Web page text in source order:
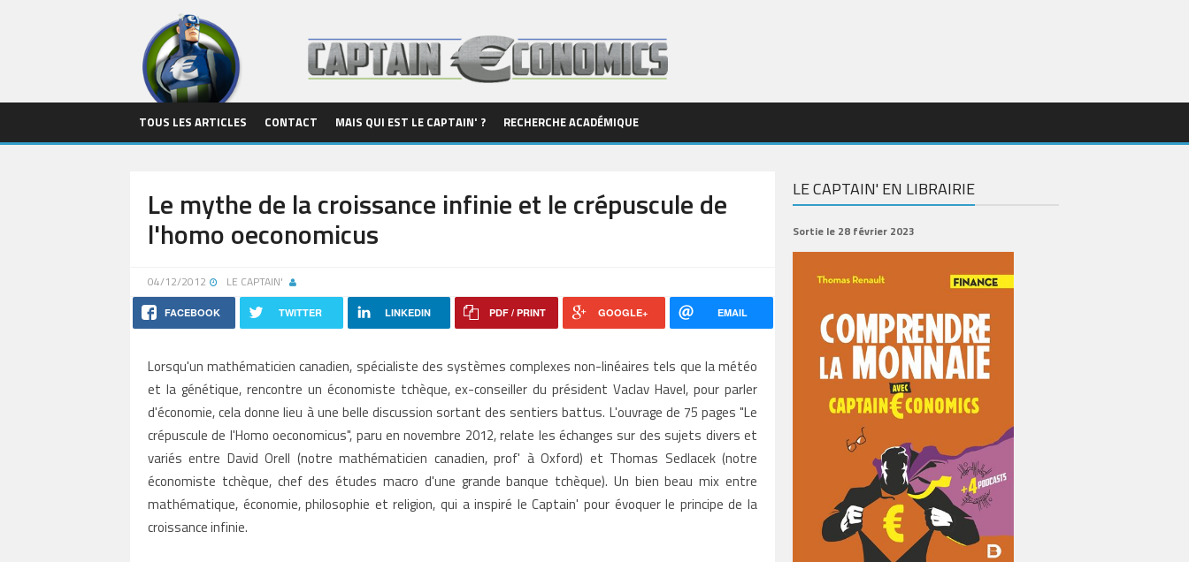
TOUS LES ARTICLES CONTACT MAIS QUI EST LE CAPTAIN' ? RECHERCHE ACADÉMIQUE
Le mythe de la croissance infinie et le crépuscule de
l'homo oeconomicus
04/12/2012 LE CAPTAIN'
FACEBOOK TWITTER LINKEDIN PDF / PRINT GOOGLE+ EMAIL
Lorsqu'un mathématicien canadien, spécialiste des systèmes complexes non-linéaires tels que la météo
et la génétique, rencontre un économiste tchèque, ex-conseiller du président Vaclav Havel, pour parler
d'économie, cela donne lieu à une belle discussion sortant des sentiers battus. L'ouvrage de 75 pages "Le
crépuscule de l'Homo oeconomicus", paru en novembre 2012, relate les échanges sur des sujets divers et
variés entre David Orell (notre mathématicien canadien, prof' à Oxford) et Thomas Sedlacek (notre
économiste tchèque, chef des études macro d'une grande banque tchèque). Un bien beau mix entre
mathématique, économie, philosophie et religion, qui a inspiré le Captain' pour évoquer le principe de la
croissance infinie.
LE CAPTAIN' EN LIBRAIRIE
Sortie le 28 février 2023